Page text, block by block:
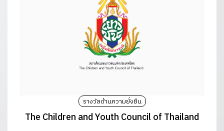
รางวัลด้านความยั่งยืน
The Children and Youth Council of Thailand